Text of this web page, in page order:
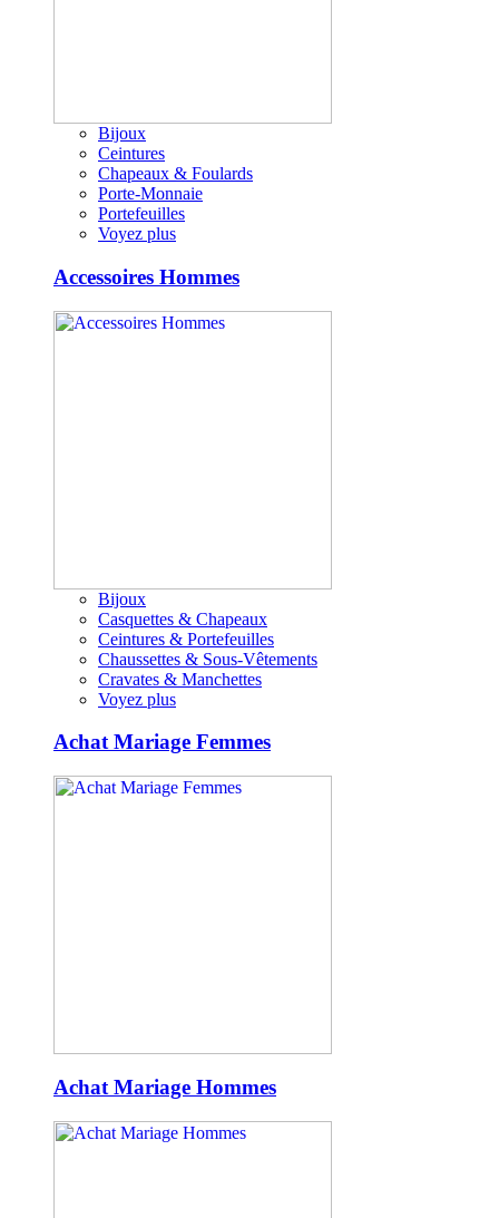
Bijoux
Ceintures
Chapeaux & Foulards
Porte-Monnaie
Portefeuilles
Voyez plus
Accessoires Hommes
Bijoux
Casquettes & Chapeaux
Ceintures & Portefeuilles
Chaussettes & Sous-Vêtements
Cravates & Manchettes
Voyez plus
Achat Mariage Femmes
Achat Mariage Hommes